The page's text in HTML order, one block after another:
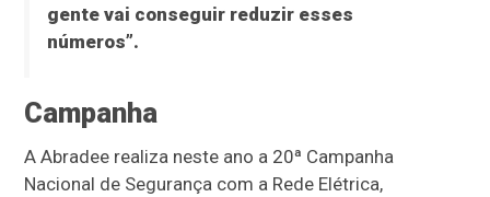
gente vai conseguir reduzir esses
números”.
Campanha
A Abradee realiza neste ano a 20ª Campanha
Nacional de Segurança com a Rede Elétrica,